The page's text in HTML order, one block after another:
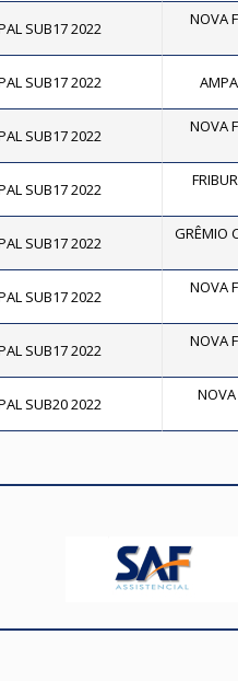
SUB17 2022 NOVA
SUB17 2022
SUB17 2022 NOVA
SUB17 2022
SUB17 2022 GRÊMIO
SUB17 2022 NOVA
SUB17 2022 NOVA
SUB20 2022 NOVA